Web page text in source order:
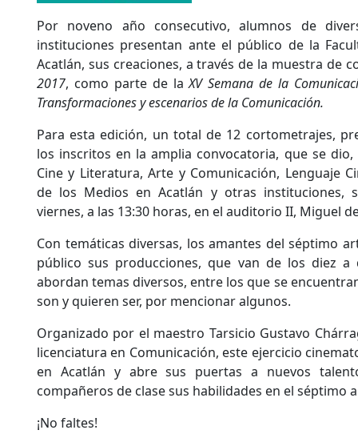
Por noveno año consecutivo, alumnos de
instituciones presentan ante el público de la
Acatlán, sus creaciones, a través de la muestra de
2017, como parte de laXV Semana de la
Transformaciones y escenarios de la Comunicación.
Para esta edición, un total de 12 cortometrajes,
los inscritos en la amplia convocatoria, que se
Cine y Literatura, Arte y Comunicación, Lenguaje
de los Medios en Acatlán y otras instituciones,
viernes, a las 13:30 horas, en el auditorio II, Miguel
Con temáticas diversas, los amantes del séptimo
público sus producciones, que van de los diez
abordan temas diversos, entre los que se
son y quieren ser, por mencionar algunos.
Organizado por el maestro Tarsicio Gustavo
licenciatura en Comunicación, este ejercicio
en Acatlán y abre sus puertas a nuevos
compañeros de clase sus habilidades en el séptimo
¡No faltes!